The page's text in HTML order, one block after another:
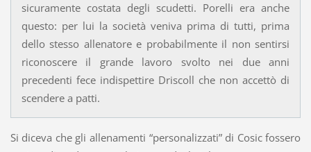
sicuramente costata degli scudetti. Porelli era anche
questo: per lui la società veniva prima di tutti, prima
dello stesso allenatore e probabilmente il non sentirsi
riconoscere il grande lavoro svolto nei due anni
precedenti fece indispettire Driscoll che non accettò di
scendere a patti.
Si diceva che gli allenamenti “personalizzati” di Cosic fossero